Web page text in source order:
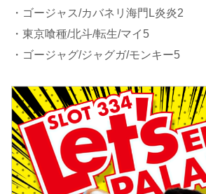
・ゴージャス/カバネリ海門L炎炎2
・東京喰種/北斗/転生/マイ5
・ゴージャグ/ジャグガ/モンキー5